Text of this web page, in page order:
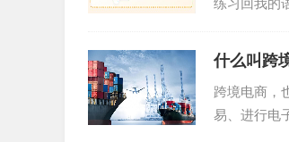
如果只是针对部分流程实行先
进先出的批次管理，那么在国
入库海外仓的情况，那么优先
练习回我的
什么叫跨
跨境电商，
易、进行电